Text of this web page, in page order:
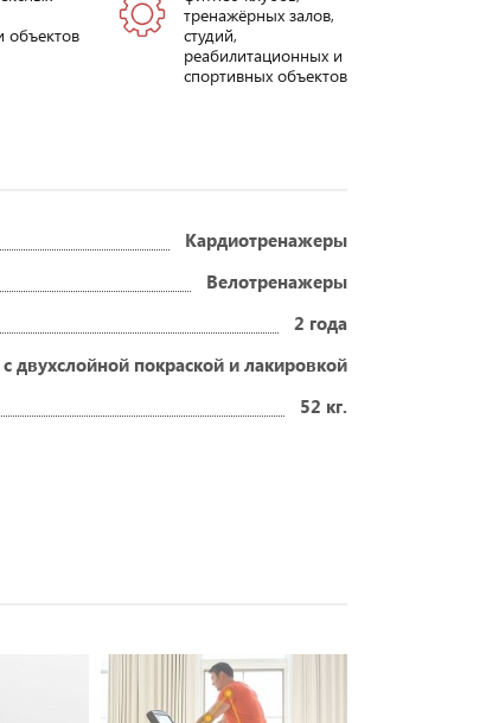
объектов
тренажёрных залов,
студий,
реабилитационных и
спортивных объектов
Кардиотренажеры
Велотренажеры
2 года
двухслойной покраской и лакировкой
52 кг.